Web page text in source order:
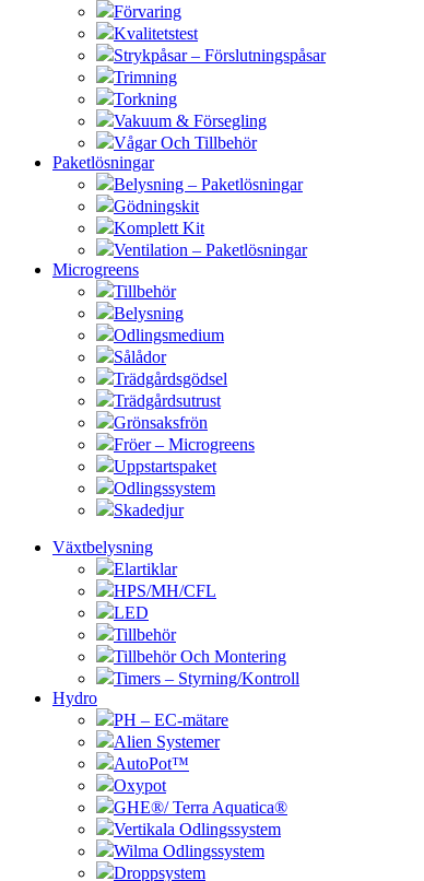
Förvaring
Kvalitetstest
Strykpåsar – Förslutningspåsar
Trimning
Torkning
Vakuum & Försegling
Vågar Och Tillbehör
Paketlösningar
Belysning – Paketlösningar
Gödningskit
Komplett Kit
Ventilation – Paketlösningar
Microgreens
Tillbehör
Belysning
Odlingsmedium
Sålådor
Trädgårdsgödsel
Trädgårdsutrust
Grönsaksfrön
Fröer – Microgreens
Uppstartspaket
Odlingssystem
Skadedjur
Växtbelysning
Elartiklar
HPS/MH/CFL
LED
Tillbehör
Tillbehör Och Montering
Timers – Styrning/Kontroll
Hydro
PH – EC-mätare
Alien Systemer
AutoPot™
Oxypot
GHE®/ Terra Aquatica®
Vertikala Odlingssystem
Wilma Odlingssystem
Droppsystem